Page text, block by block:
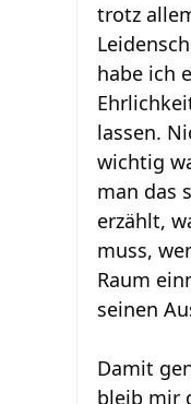
trotz
habe ich
lassen.
wichtig
man das
erzählt,
muss,
Raum
seinen
Damit
bleib mir